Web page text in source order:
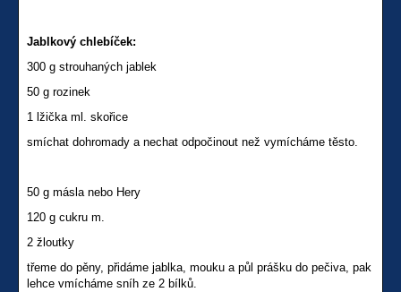
Jablkový chlebíček:
300 g strouhaných jablek
50 g rozinek
1 lžička ml. skořice
smíchat dohromady a nechat odpočinout než vymícháme těsto.
50 g másla nebo Hery
120 g cukru m.
2 žloutky
třeme do pěny, přidáme jablka, mouku a půl prášku do pečiva, pak
lehce vmícháme sníh ze 2 bílků.